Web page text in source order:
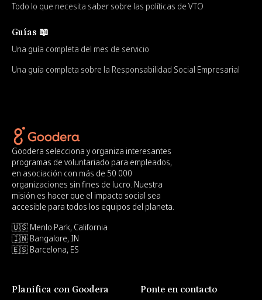
Todo lo que necesita saber sobre las políticas de VTO
Guías 📖
Una guía completa del mes de servicio
Una guía completa sobre la Responsabilidad Social Empresarial
Goodera selecciona y organiza interesantes
programas de voluntariado para empleados,
en asociación con más de 50 000
organizaciones sin fines de lucro. Nuestra
misión es hacer que el impacto social sea
accesible para todos los equipos del planeta.
🇺🇸 Menlo Park, California
🇮🇳 Bangalore, IN
🇪🇸 Barcelona, ES
Planifica con Goodera Ponte en contacto